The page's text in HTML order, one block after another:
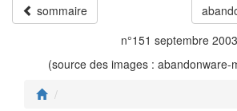
sommaire
n°151 septembre 2003
(source des images : abandonware-